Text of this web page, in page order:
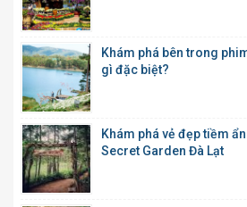
Khám phá bên trong
gì đặc biệt?
Khám phá vẻ đẹp tiềm
Secret Garden Đà Lạt